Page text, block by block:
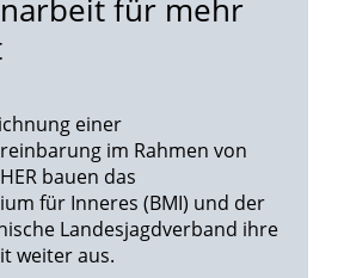
für mehr
einer
im Rahmen von
bauen das
für Inneres (BMI) und der
Landesjagdverband ihre
weiter aus.